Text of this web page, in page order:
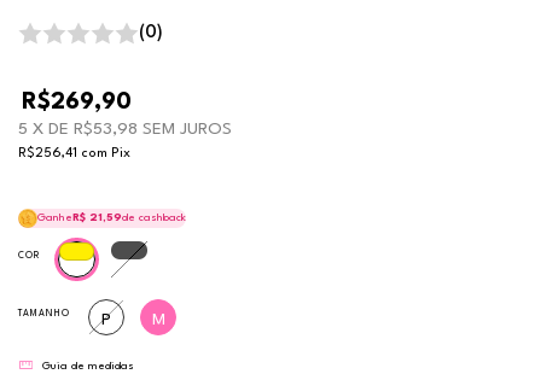
(0)
R$269,90
5 X DE R$53,98 SEM JUROS
R$256,41 com Pix
Ganhe R$ 21,59de cashback
COR
TAMANHO P M
Guia de medidas